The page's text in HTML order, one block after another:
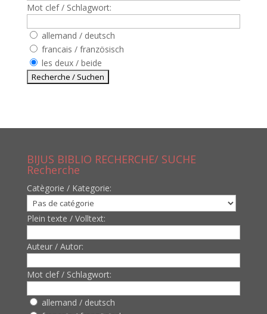
Mot clef / Schlagwort:
allemand / deutsch
francais / französisch
les deux / beide
BIJUS BIBLIO RECHERCHE/ SUCHE
Recherche
Catègorie / Kategorie:
Plein texte / Volltext:
Auteur / Autor:
Mot clef / Schlagwort:
allemand / deutsch